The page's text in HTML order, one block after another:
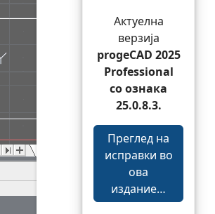
Актуелна
верзија
progeCAD 2025
Professional
со ознака
25.0.8.3.
Преглед на
исправки во
ова
издание…